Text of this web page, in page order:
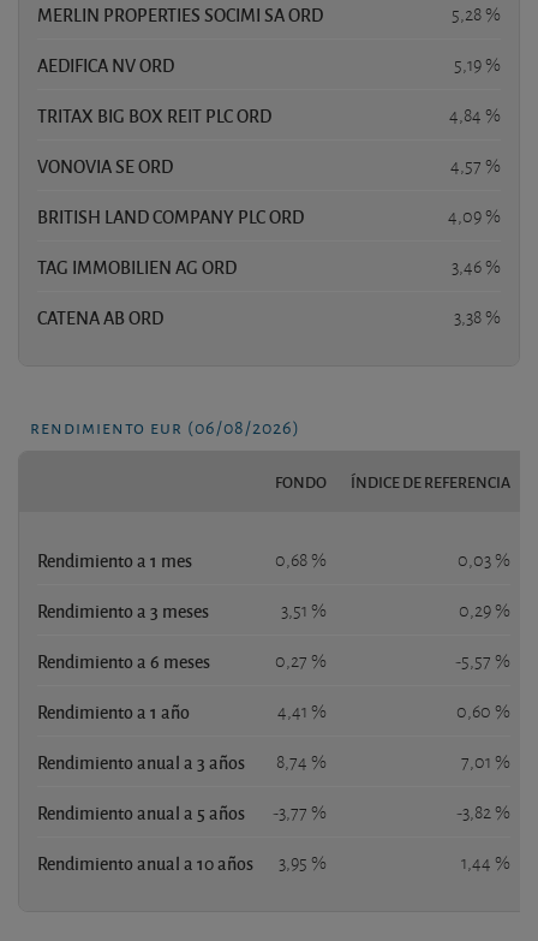
MERLIN PROPERTIES SOCIMI SA ORD 5,28 %
AEDIFICA NV ORD 5,19 %
TRITAX BIG BOX REIT PLC ORD 4,84 %
VONOVIA SE ORD 4,57 %
BRITISH LAND COMPANY PLC ORD 4,09 %
TAG IMMOBILIEN AG ORD 3,46 %
CATENA AB ORD 3,38 %
rendimiento eur (06/08/2026)
FONDO ÍNDICE DE REFERENCIA
Rendimiento a 1 mes 0,68 % 0,03 %
Rendimiento a 3 meses 3,51 % 0,29 %
Rendimiento a 6 meses 0,27 % -5,57 %
Rendimiento a 1 año 4,41 % 0,60 %
Rendimiento anual a 3 años 8,74 % 7,01 %
Rendimiento anual a 5 años -3,77 % -3,82 %
Rendimiento anual a 10 años 3,95 % 1,44 %